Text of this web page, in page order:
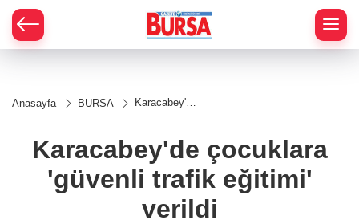
Anasayfa BURSA
Karacabey'de
eğitimi' verildi
Karacabey'de çocuklara
'güvenli trafik eğitimi'
verildi